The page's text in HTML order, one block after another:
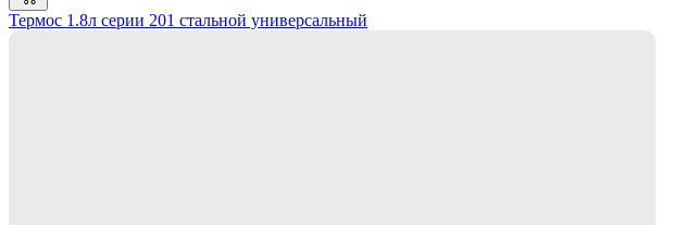
Термос 1.8л серии 201 стальной универсальный